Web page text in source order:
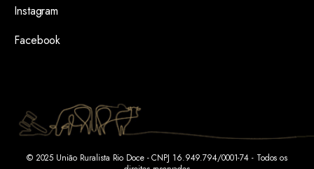
Instagram
Facebook
© 2025 União Ruralista Rio Doce - CNPJ 16.949.794/0001-74 - Todos os